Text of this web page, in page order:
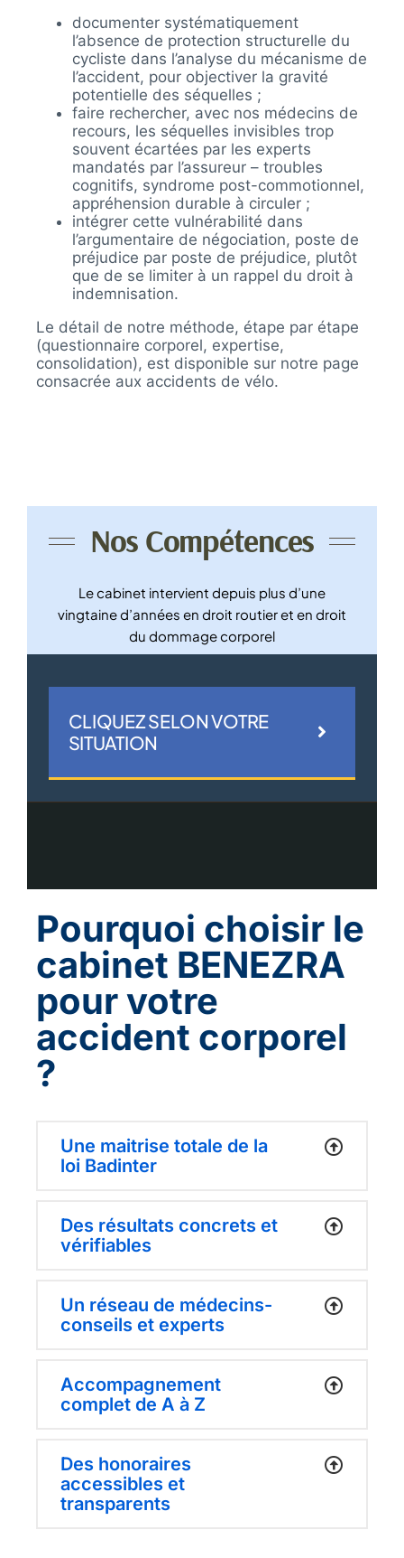
documenter systématiquement
l’absence de protection structurelle du
cycliste dans l’analyse du mécanisme de
l’accident, pour objectiver la gravité
potentielle des séquelles ;
faire rechercher, avec nos médecins de
recours, les séquelles invisibles trop
souvent écartées par les experts
mandatés par l’assureur – troubles
cognitifs, syndrome post-commotionnel,
appréhension durable à circuler ;
intégrer cette vulnérabilité dans
l’argumentaire de négociation, poste de
préjudice par poste de préjudice, plutôt
que de se limiter à un rappel du droit à
indemnisation.
Le détail de notre méthode, étape par étape
(questionnaire corporel, expertise,
consolidation), est disponible sur notre page
consacrée aux accidents de vélo.
Nos Compétences
Le cabinet intervient depuis plus d’une
vingtaine d’années en droit routier et en droit
du dommage corporel
CLIQUEZ SELON VOTRE
SITUATION
Pourquoi choisir le
cabinet BENEZRA
pour votre
accident corporel
?
Une maitrise totale de la
loi Badinter
Des résultats concrets et
vérifiables
Un réseau de médecins-
conseils et experts
Accompagnement
complet de A à Z
Des honoraires
accessibles et
transparents